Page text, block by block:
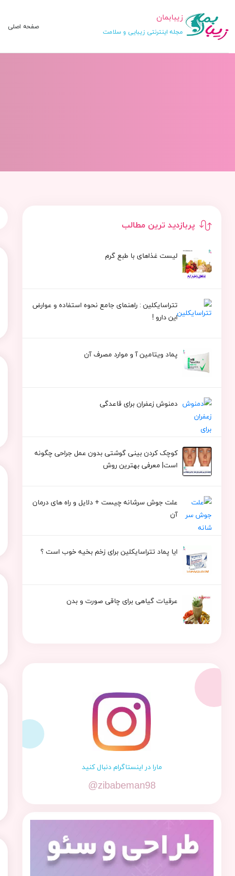
زیبابمان
مجله اینترنتی زیبایی و سلامت صفحه اصلی
پربازدید ترین مطالب
لیست غذاهای با طبع گرم
تتراسایکلین : راهنمای جامع نحوه استفاده و عوارض
این دارو !
پماد ویتامین آ و موارد مصرف آن
دمنوش زعفران برای قاعدگی
کوچک کردن بینی گوشتی بدون عمل جراحی چگونه
است| معرفی بهترین روش
علت جوش سرشانه چیست + دلایل و راه های درمان
آن
ایا پماد تتراسایکلین برای زخم بخیه خوب است ؟
عرقیات گیاهی برای چاقی صورت و بدن
مارا در اینستاگرام دنبال کنید
@zibabeman98